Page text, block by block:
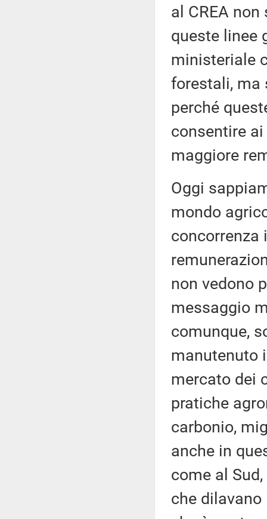
al CREA
queste linee
ministeriale
forestali, ma
perché
consentire
maggiore
Oggi
mondo
concorrenza
non vedono
messaggio
comunque,
manutenuto
mercato dei
pratiche
carbonio,
anche in
come al
che